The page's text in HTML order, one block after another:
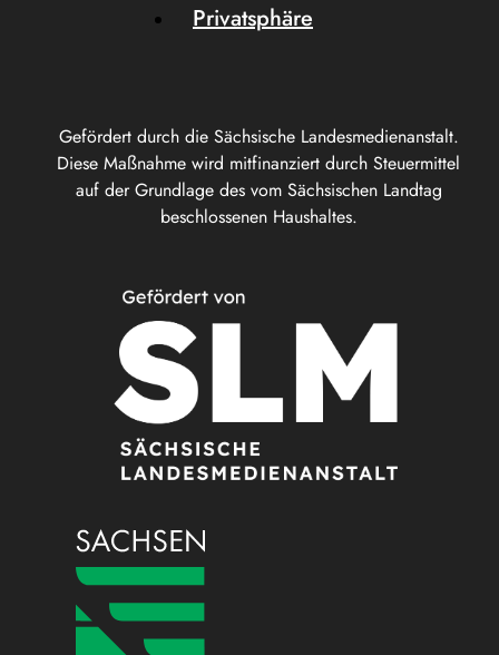
Gefördert durch die Sächsische Landesmedienanstalt.
Diese Maßnahme wird mitfinanziert durch Steuermittel
auf der Grundlage des vom Sächsischen Landtag
beschlossenen Haushaltes.
Privatsphäre